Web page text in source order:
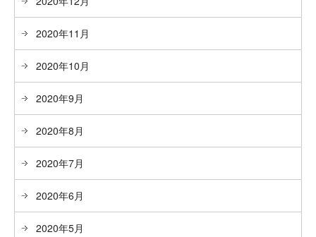
2020年11月
2020年10月
2020年9月
2020年8月
2020年7月
2020年6月
2020年5月